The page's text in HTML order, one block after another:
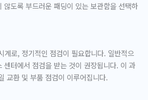
않도록 부드러운 패딩이 있는 보관함을 선택하
로, 정기적인 점검이 필요합니다. 일반적으
센터에서 점검을 받는 것이 권장됩니다. 이 과
교환 및 부품 점검이 이루어집니다.